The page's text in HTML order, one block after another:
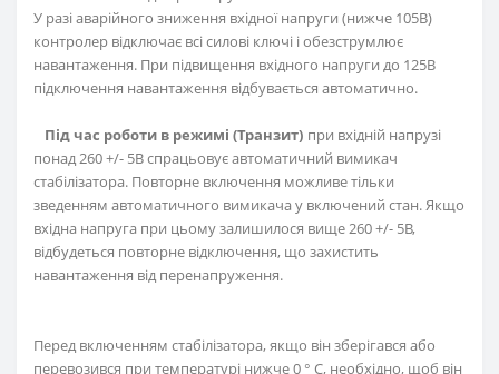
У разі аварійного зниження вхідної напруги (нижче 105В)
контролер відключає всі силові ключі і обезструмлює
навантаження. При підвищення вхідного напруги до 125В
підключення навантаження відбувається автоматично.
Під час роботи в режимі (Транзит) при вхідній напрузі
понад 260 +/- 5В спрацьовує автоматичний вимикач
стабілізатора. Повторне включення можливе тільки
зведенням автоматичного вимикача у включений стан. Якщо
вхідна напруга при цьому залишилося вище 260 +/- 5В,
відбудеться повторне відключення, що захистить
навантаження від перенапруження.
Перед включенням стабілізатора, якщо він зберігався або
перевозився при температурі нижче 0 ° С, необхідно, щоб він